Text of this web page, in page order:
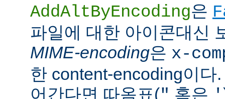
AddAltByEncoding은
파일에 대한 아이콘대신
MIME-encoding은 x-
한 content-encoding이다
어간다면 따옴표(
혹은